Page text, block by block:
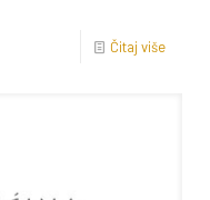
Čitaj više